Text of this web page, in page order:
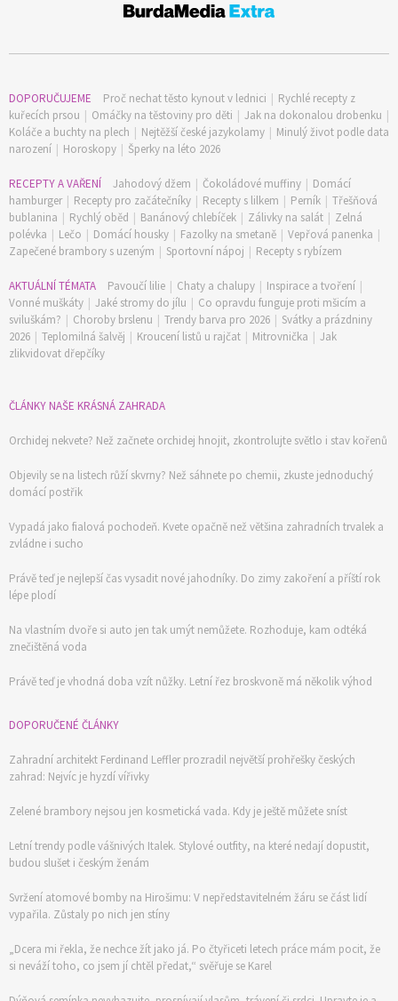
DOPORUČUJEME Proč nechat těsto kynout v lednici | Rychlé recepty z
kuřecích prsou | Omáčky na těstoviny pro děti | Jak na dokonalou drobenku |
Koláče a buchty na plech | Nejtěžší české jazykolamy | Minulý život podle data
narození | Horoskopy | Šperky na léto 2026
RECEPTY A VAŘENÍ Jahodový džem | Čokoládové muffiny | Domácí
hamburger | Recepty pro začátečníky | Recepty s lilkem | Perník | Třešňová
bublanina | Rychlý oběd | Banánový chlebíček | Zálivky na salát | Zelná
polévka | Lečo | Domácí housky | Fazolky na smetaně | Vepřová panenka |
Zapečené brambory s uzeným | Sportovní nápoj | Recepty s rybízem
AKTUÁLNÍ TÉMATA Pavoučí lilie | Chaty a chalupy | Inspirace a tvoření |
Vonné muškáty | Jaké stromy do jílu | Co opravdu funguje proti mšicím a
sviluškám? | Choroby brslenu | Trendy barva pro 2026 | Svátky a prázdniny
2026 | Teplomilná šalvěj | Kroucení listů u rajčat | Mitrovnička | Jak
zlikvidovat dřepčíky
ČLÁNKY NAŠE KRÁSNÁ ZAHRADA
Orchidej nekvete? Než začnete orchidej hnojit, zkontrolujte světlo i stav kořenů
Objevily se na listech růží skvrny? Než sáhnete po chemii, zkuste jednoduchý
domácí postřik
Vypadá jako fialová pochodeň. Kvete opačně než většina zahradních trvalek a
zvládne i sucho
Právě teď je nejlepší čas vysadit nové jahodníky. Do zimy zakoření a příští rok
lépe plodí
Na vlastním dvoře si auto jen tak umýt nemůžete. Rozhoduje, kam odtéká
znečištěná voda
Právě teď je vhodná doba vzít nůžky. Letní řez broskvoně má několik výhod
DOPORUČENÉ ČLÁNKY
Zahradní architekt Ferdinand Leffler prozradil největší prohřešky českých
zahrad: Nejvíc je hyzdí vířivky
Zelené brambory nejsou jen kosmetická vada. Kdy je ještě můžete sníst
Letní trendy podle vášnivých Italek. Stylové outfity, na které nedají dopustit,
budou slušet i českým ženám
Svržení atomové bomby na Hirošimu: V nepředstavitelném žáru se část lidí
vypařila. Zůstaly po nich jen stíny
„Dcera mi řekla, že nechce žít jako já. Po čtyřiceti letech práce mám pocit, že
si neváží toho, co jsem jí chtěl předat,“ svěřuje se Karel